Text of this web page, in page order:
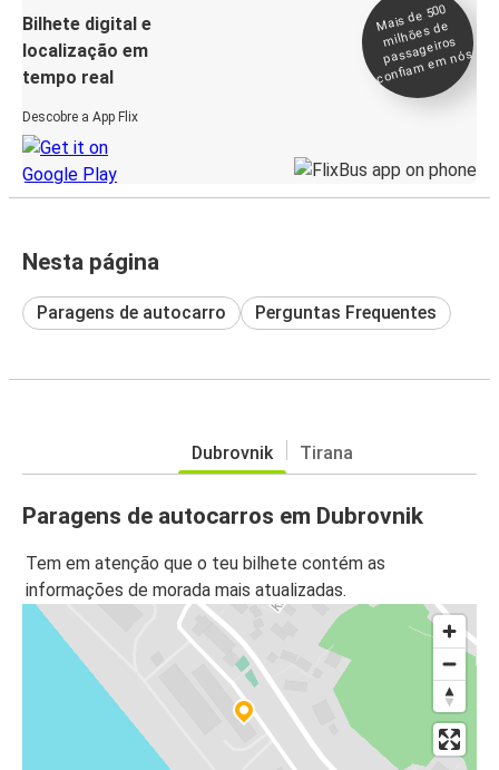
Bilhete digital e
localização em
tempo real
Descobre a App Flix
Mais de 500
milhões de
passageiros
confia
m e
m nós
Nesta página
Paragens de autocarro Perguntas Frequentes
Dubrovnik Tirana
Paragens de autocarros em Dubrovnik
Tem em atenção que o teu bilhete contém as
informações de morada mais atualizadas.